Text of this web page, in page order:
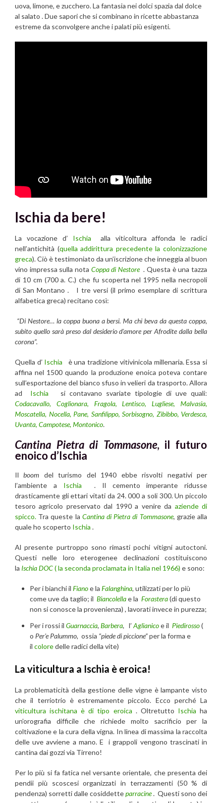
uova, limone, e zucchero. La fantasia nei dolci spazia dal dolce
al salato . Due sapori che si combinano in ricette abbastanza
estreme da sconvolgere anche i palati più esigenti.
Ischia da bere!
La vocazione d’ Ischia alla viticoltura affonda le radici
nell’antichità (quella addirittura precedente la colonizzazione
greca). Ciò è testimoniato da un’iscrizione che inneggia al buon
vino impressa sulla nota Coppa di Nestore. Questa è una tazza
di 10 cm (700 a. C.) che fu scoperta nel 1995 nella necropoli
di San Montano . I tre versi (il primo esemplare di scrittura
alfabetica greca) recitano così:
“Di Nestore… la coppa buona a bersi. Ma chi beva da questa coppa,
subito quello sarà preso dal desiderio d’amore per Afrodite dalla bella
corona”.
Quella d’ Ischia è una tradizione vitivinicola millenaria. Essa si
affina nel 1500 quando la produzione enoica poteva contare
sull’esportazione del bianco sfuso in velieri da trasporto. Allora
ad Ischia si contavano svariate tipologie di uve quali:
Codacavallo, Coglionara, Fragola,Lentisco,Lugliese,Malvasia,
Moscatella, Nocella, Pane, Sanfilippo, Sorbisogno, Zibibbo, Verdesca,
Uvanta, Campotese, Montonico.
Cantina Pietra di Tommasone, il futuro
enoico d’Ischia
Ilboom del turismo del 1940 ebbe risvolti negativi per
l’ambiente a Ischia . Il cemento imperante ridusse
drasticamente gli ettari vitati da 24. 000 a soli 300. Un piccolo
tesoro agricolo preservato dal 1990 a venire da aziende di
spicco. Tra queste la Cantina di Pietra di Tommasone, grazie alla
quale ho scoperto Ischia .
Al presente purtroppo sono rimasti pochi vitigni autoctoni.
Questi nelle loro eterogenee declinazioni costituiscono
la Ischia DOC( la seconda proclamata in Italia nel 1966) e sono:
Per i bianchi il Fianoe la Falanghina, utilizzati per lo più
come uve da taglio; il Biancolellae la Forastera(di questo
non si conosce la provenienza) , lavorati invece in purezza;
Per i rossi il Guarnaccia, Barbera, l’ Aglianicoe il Piedirosso(
o Per’e Palummo, ossia “piede di piccione”per la forma e
il coloredelle radici della vite)
La viticultura a Ischia è eroica!
La problematicità della gestione delle vigne è lampante visto
che il terriotrio è estremamente piccolo. Ecco perché La
viticultura ischitana è di tipo eroica . Oltretutto Ischiaha
un’orografia difficile che richiede molto sacrificio per la
coltivazione e la cura della vigna. In linea di massima la raccolta
delle uve avviene a mano. E i grappoli vengono trascinati in
cantina dai gozzi via Tirreno!
Per lo più si fa fatica nel versante orientale, che presenta dei
pendii più scoscesi organizzati in terrazzamenti (50 % di
pendenza) sorretti dalle cosiddetteparracine. Questi sono dei